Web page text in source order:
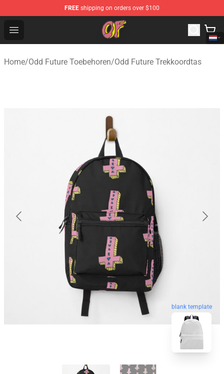
FREE shipping on orders over $100
Open menu
Odd Future Shop - Official Odd Future Merchandise Store
Home/Odd Future Toebehoren/Odd Future Trekkoordtas
blank template